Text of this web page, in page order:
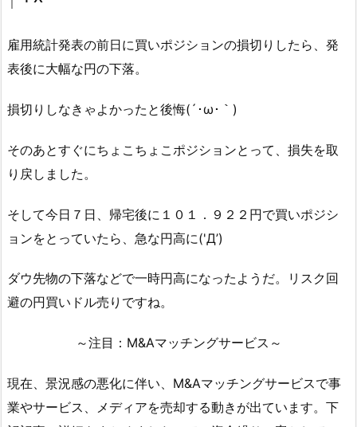
雇用統計発表の前日に買いポジションの損切りしたら、発
表後に大幅な円の下落。
損切りしなきゃよかったと後悔(´･ω･｀)
そのあとすぐにちょこちょこポジションとって、損失を取
り戻しました。
そして今日７日、帰宅後に１０１．９２２円で買いポジシ
ョンをとっていたら、急な円高に('Д’)
ダウ先物の下落などで一時円高になったようだ。リスク回
避の円買いドル売りですね。
～注目：M&Aマッチングサービス～
現在、景況感の悪化に伴い、M&Aマッチングサービスで事
業やサービス、メディアを売却する動きが出ています。下